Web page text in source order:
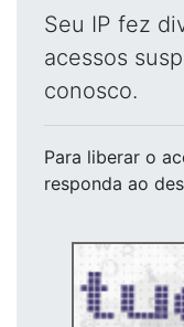
Seu IP fez
acessos
conosco.
Para liberar o
responda ao